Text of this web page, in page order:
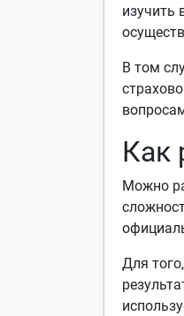
изучить
В том
Как
Можно
Для